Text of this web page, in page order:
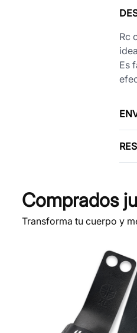
Rc
Es
Comprados
Transforma tu cuerpo y